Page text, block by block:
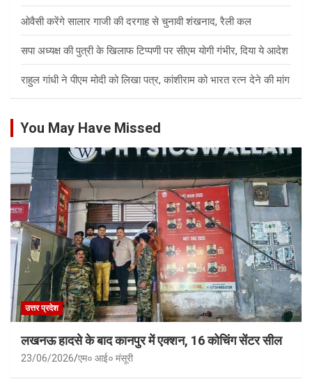
ओवैसी करेंगे सालार गाजी की दरगाह से चुनावी शंखनाद, रैली कल
सपा अध्यक्ष की पुत्री के खिलाफ टिप्पणी पर सीएम योगी गंभीर, दिया ये आदेश
राहुल गांधी ने पीएम मोदी को लिखा पत्र, कांशीराम को भारत रत्न देने की मांग
You May Have Missed
उत्तर प्रदेश
लखनऊ हादसे के बाद कानपुर में एक्शन, 16 कोचिंग सेंटर सील
23/06/2026 एम० आई० मंसूरी